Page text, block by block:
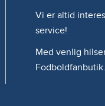
Vi er altid
service!
Med venlig